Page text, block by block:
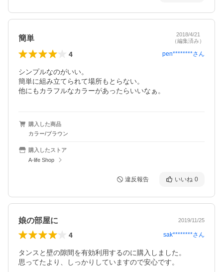
簡単
2018/4/21
（編集済み）
4 pen********さん
シンプルなのがいい。
簡単に組み立てられて場所もとらない。
他にもカラフルなカラーがあったらいいなぁ。
購入した商品
カラー/ブラウン
購入したストア
A-life Shop
違反報告 いいね 0
娘の部屋に 2019/11/25
4 sak********さん
タンスと壁の隙間を有効利用するのに購入しました。
思ってたより、しっかりしていますので安心です。